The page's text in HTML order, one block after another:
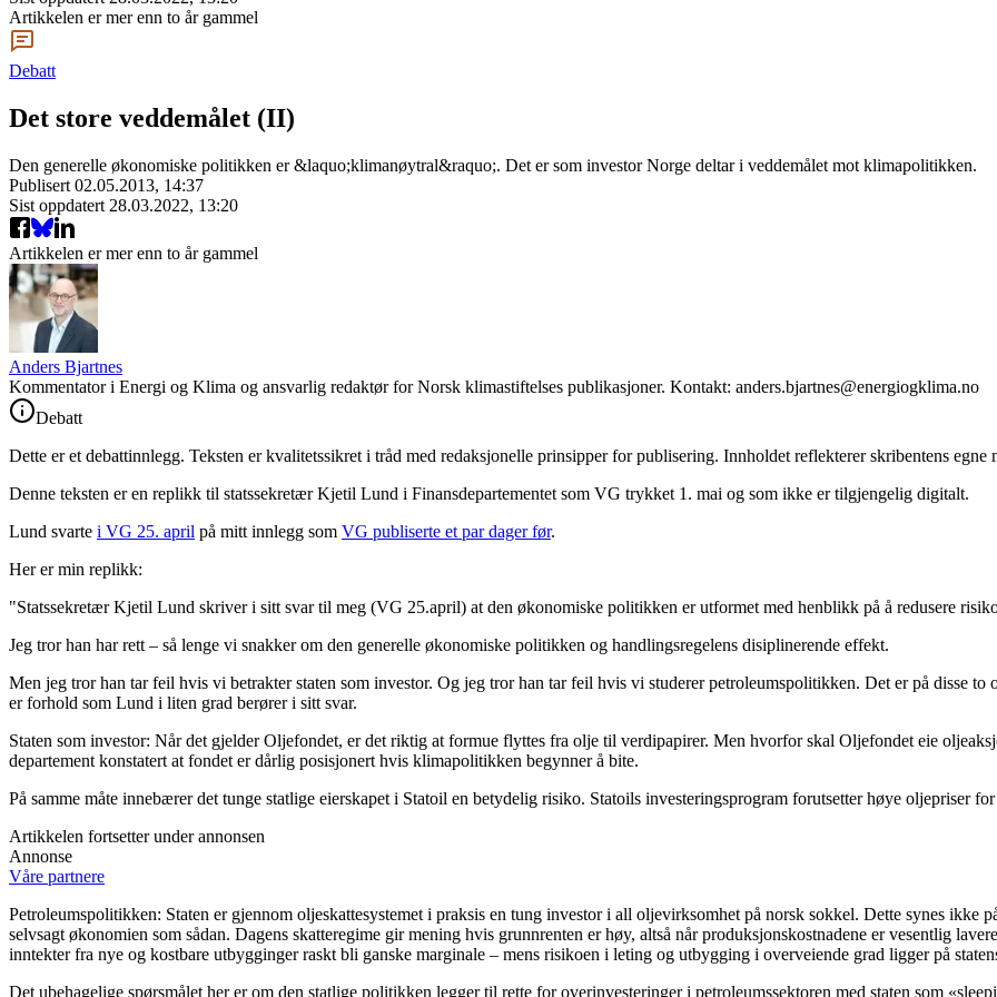
Artikkelen er mer enn to år gammel
Debatt
Det store veddemålet (II)
Den generelle økonomiske politikken er &laquo;klimanøytral&raquo;. Det er som investor Norge deltar i veddemålet mot klimapolitikken.
Publisert 02.05.2013, 14:37
Sist oppdatert 28.03.2022, 13:20
Artikkelen er mer enn to år gammel
Anders Bjartnes
Kommentator i Energi og Klima og ansvarlig redaktør for Norsk klimastiftelses publikasjoner. Kontakt: anders.bjartnes@energiogklima.no
Debatt
Dette er et debattinnlegg. Teksten er kvalitetssikret i tråd med redaksjonelle prinsipper for publisering. Innholdet reflekterer skribentens egne
Denne teksten er en replikk til statssekretær Kjetil Lund i Finansdepartementet som VG trykket 1. mai og som ikke er tilgjengelig digitalt.
Lund svarte i VG 25. april på mitt innlegg som VG publiserte et par dager før.
Her er min replikk:
"Statssekretær Kjetil Lund skriver i sitt svar til meg (VG 25.april) at den økonomiske politikken er utformet med henblikk på å redusere
Jeg tror han har rett – så lenge vi snakker om den generelle økonomiske politikken og handlingsregelens disiplinerende effekt.
Men jeg tror han tar feil hvis vi betrakter staten som investor. Og jeg tror han tar feil hvis vi studerer petroleumspolitikken. Det er på disse
er forhold som Lund i liten grad berører i sitt svar.
Staten som investor: Når det gjelder Oljefondet, er det riktig at formue flyttes fra olje til verdipapirer. Men hvorfor skal Oljefondet eie
departement konstatert at fondet er dårlig posisjonert hvis klimapolitikken begynner å bite.
På samme måte innebærer det tunge statlige eierskapet i Statoil en betydelig risiko. Statoils investeringsprogram forutsetter høye oljepriser
Artikkelen fortsetter under annonsen
Annonse
Våre partnere
Petroleumspolitikken: Staten er gjennom oljeskattesystemet i praksis en tung investor i all oljevirksomhet på norsk sokkel. Dette synes ikke
selvsagt økonomien som sådan. Dagens skatteregime gir mening hvis grunnrenten er høy, altså når produksjonskostnadene er vesentlig
inntekter fra nye og kostbare utbygginger raskt bli ganske marginale – mens risikoen i leting og utbygging i overveiende grad ligger på
Det ubehagelige spørsmålet her er om den statlige politikken legger til rette for overinvesteringer i petroleumssektoren med staten som